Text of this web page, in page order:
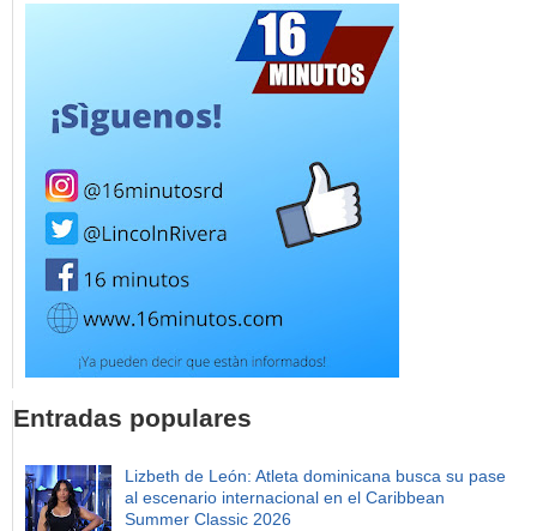
Entradas populares
Lizbeth de León: Atleta dominicana busca su pase
al escenario internacional en el Caribbean
Summer Classic 2026